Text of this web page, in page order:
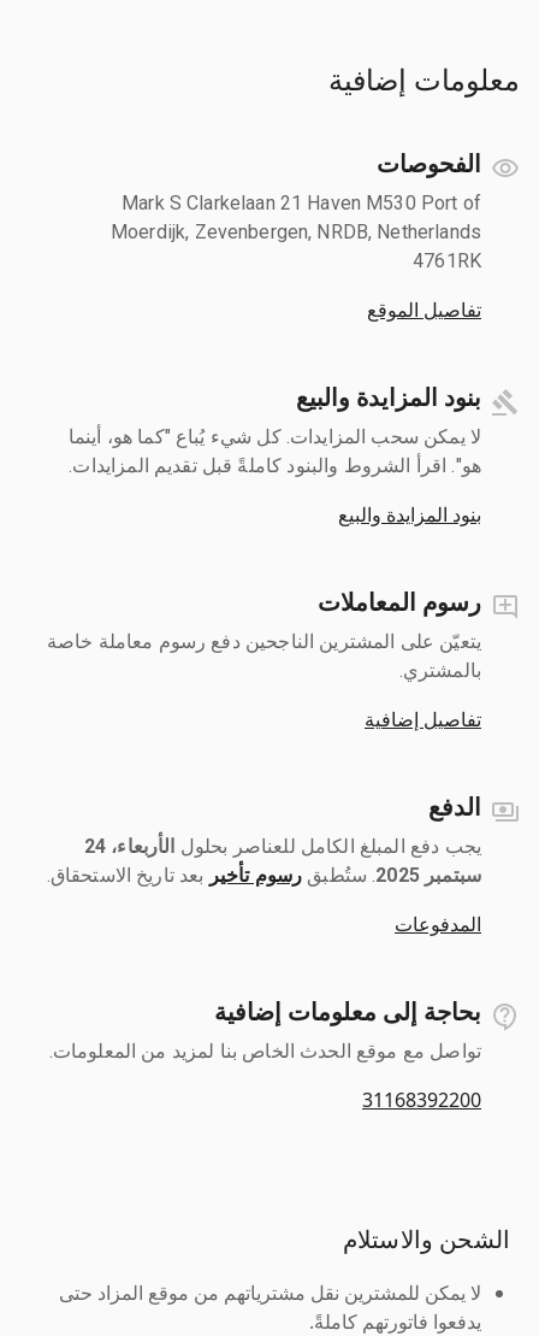
معلومات إضافية
الفحوصات
Mark S Clarkelaan 21 Haven M530 Port of
Moerdijk, Zevenbergen, NRDB, Netherlands
4761RK
تفاصيل الموقع
بنود المزايدة والبيع
لا يمكن سحب المزايدات. كل شيء يُباع "كما هو، أينما
هو". اقرأ الشروط والبنود كاملةً قبل تقديم المزايدات.
بنود المزايدة والبيع
رسوم المعاملات
يتعيّن على المشترين الناجحين دفع رسوم معاملة خاصة
بالمشتري.
تفاصيل إضافية
الدفع
يجب دفع المبلغ الكامل للعناصر بحلول ‎
الأربعاء، 24
سبتمبر 2025
‎. ستُطبق رسوم تأخير بعد تاريخ الاستحقاق.
المدفوعات
بحاجة إلى معلومات إضافية
تواصل مع موقع الحدث الخاص بنا لمزيد من المعلومات.
31168392200
الشحن والاستلام
لا يمكن للمشترين نقل مشترياتهم من موقع المزاد حتى
يدفعوا فاتورتهم كاملةً.